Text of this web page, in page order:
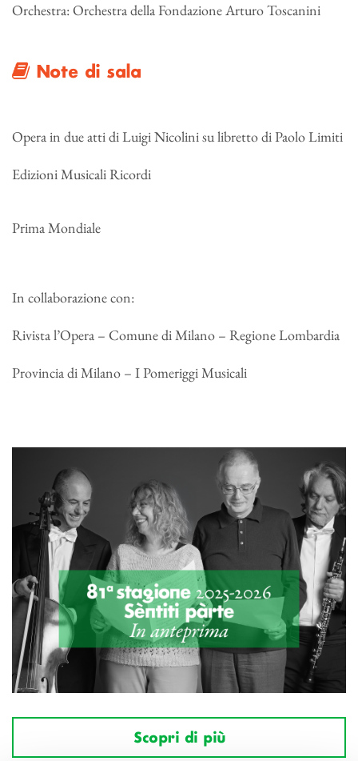
Orchestra: Orchestra della Fondazione Arturo Toscanini
Note di sala
Opera in due atti di Luigi Nicolini su libretto di Paolo Limiti
Edizioni Musicali Ricordi
Prima Mondiale
In collaborazione con:
Rivista l’Opera – Comune di Milano – Regione Lombardia
Provincia di Milano – I Pomeriggi Musicali
Scopri di più